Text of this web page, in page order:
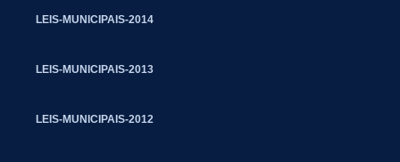
LEIS-MUNICIPAIS-2014
LEIS-MUNICIPAIS-2013
LEIS-MUNICIPAIS-2012